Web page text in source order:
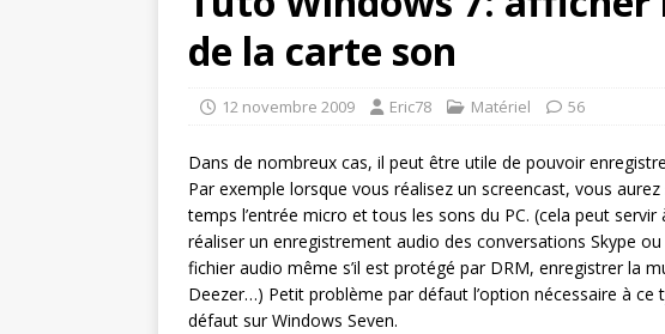
de la carte son
12 novembre 2009 Eric78 Matériel 56
Dans de nombreux cas, il peut être utile de pouvoir
Par exemple lorsque vous réalisez un screencast, vous
temps l’entrée micro et tous les sons du PC. (cela peut
réaliser un enregistrement audio des conversations Skype
fichier audio même s’il est protégé par DRM, enregistrer la
Deezer…) Petit problème par défaut l’option nécessaire à ce
défaut sur Windows Seven.